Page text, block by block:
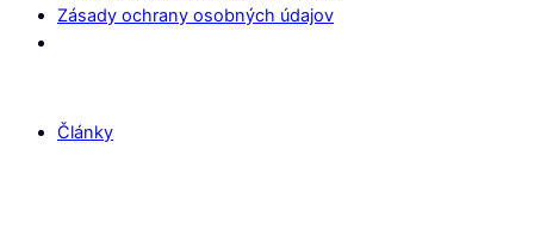
Zásady ochrany osobných údajov
Články